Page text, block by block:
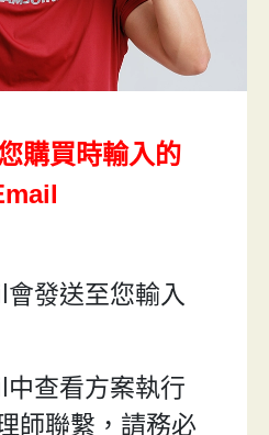
購買時輸入的
發送至您輸入
查看方案執行
師聯繫，請務必